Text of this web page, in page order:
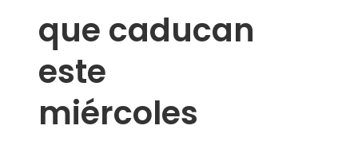
que caducan
este
miércoles